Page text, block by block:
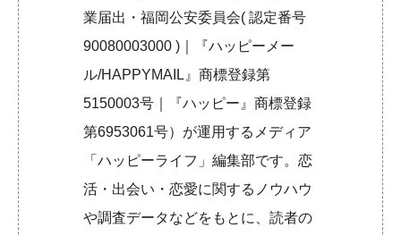
業届出・福岡公安委員会( 認定番号
90080003000 )｜『ハッピーメー
ル/HAPPYMAIL』商標登録第
5150003号｜『ハッピー』商標登録
第6953061号）が運用するメディア
「ハッピーライフ」編集部です。恋
活・出会い・恋愛に関するノウハウ
や調査データなどをもとに、読者の